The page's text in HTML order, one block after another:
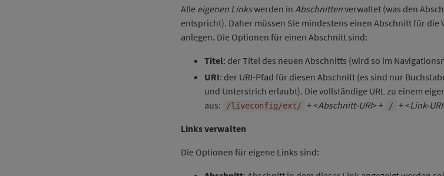
Alle eigenen Linkswerden in Abschnittenverwaltet (was den
entspricht). Daher müssen Sie mindestens einen Abschnitt für die
anlegen. Die Optionen für einen Abschnitt sind:
Titel: der Titel des neuen Abschnitts (wird so im
URI: der URI-Pfad für diesen Abschnitt (es sind nur
und Unterstrich erlaubt). Die vollständige URL zu einem
aus:
/liveconfig/ext/ + <Abschnitt-URI> + / + <Link-URI
Links verwalten
Die Optionen für eigene Links sind: